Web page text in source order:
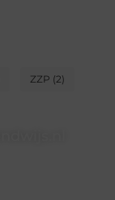
ZZP (2)